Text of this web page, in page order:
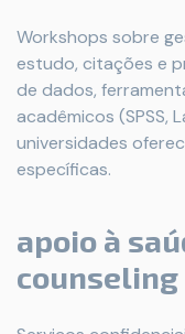
Workshops sobre
estudo, citações e
de dados,
acadêmicos (SPSS,
universidades
específicas.
apoio à
counseling